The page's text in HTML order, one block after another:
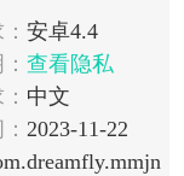
安卓4.4
查看隐私
中文
2023-11-22